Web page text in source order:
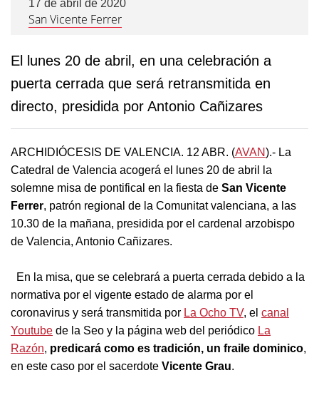
17 de abril de 2020
San Vicente Ferrer
El lunes 20 de abril, en una celebración a
puerta cerrada que será retransmitida en
directo, presidida por Antonio Cañizares
ARCHIDIÓCESIS DE VALENCIA. 12 ABR. (AVAN).- La
Catedral de Valencia acogerá el lunes 20 de abril la
solemne misa de pontifical en la fiesta de San Vicente
Ferrer, patrón regional de la Comunitat valenciana, a las
10.30 de la mañana, presidida por el cardenal arzobispo
de Valencia, Antonio Cañizares.
En la misa, que se celebrará a puerta cerrada debido a la
normativa por el vigente estado de alarma por el
coronavirus y será transmitida por La Ocho TV, el canal
Youtube de la Seo y la página web del periódico La
Razón, predicará como es tradición, un fraile dominico,
en este caso por el sacerdote Vicente Grau.